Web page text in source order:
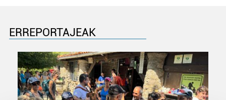
ERREPORTAJEAK